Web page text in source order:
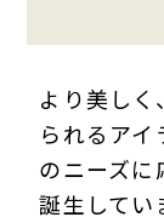
より美し
られるア
のニーズ
誕生してい